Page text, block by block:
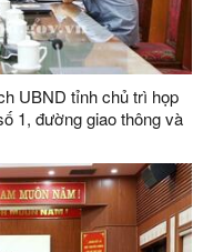
UBND tỉnh chủ trì họp
1, đường giao thông và